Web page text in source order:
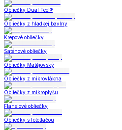
Obliečky Dual Feel®
Obliečky z hladkej bavlny
Krepové obliečky
Saténové obliečky
Obliečky Matějovský
Obliečky z mikrovlákna
Obliečky z mikroplyšu
Flanelové obliečky
Obliečky s fototlačou